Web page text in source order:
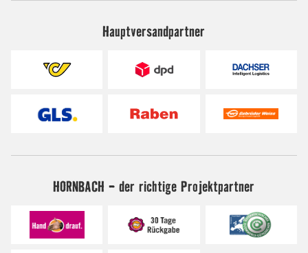
Hauptversandpartner
HORNBACH - der richtige Projektpartner